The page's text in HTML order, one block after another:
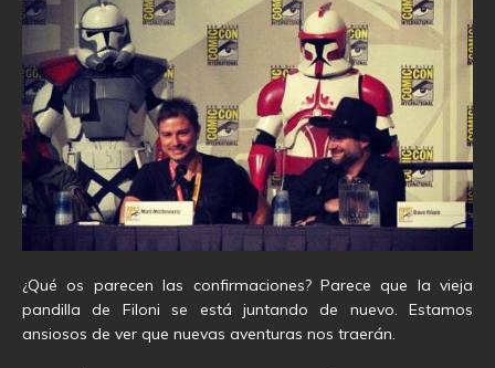
¿Qué os parecen las confirmaciones? Parece que la vieja
pandilla de Filoni se está juntando de nuevo. Estamos
ansiosos de ver que nuevas aventuras nos traerán.